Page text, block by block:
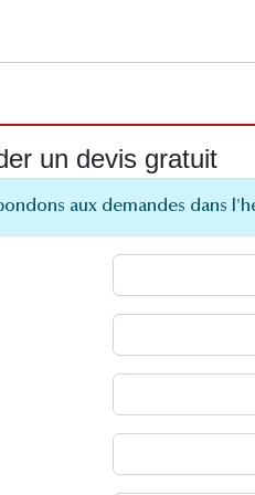
un devis gratuit
aux demandes dans